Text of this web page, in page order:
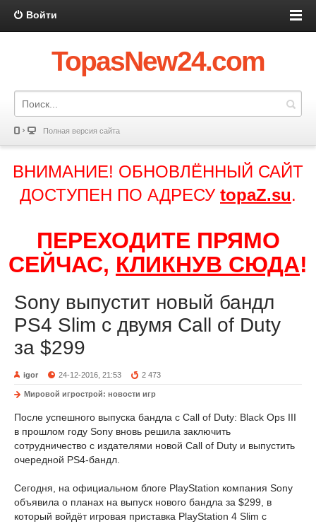
Войти
TopasNew24.com
Полная версия сайта
ВНИМАНИЕ! ОБНОВЛЁННЫЙ САЙТ
ДОСТУПЕН ПО АДРЕСУ topaZ.su.
ПЕРЕХОДИТЕ ПРЯМО
СЕЙЧАС, КЛИКНУВ СЮДА!
Sony выпустит новый бандл
PS4 Slim с двумя Call of Duty
за $299
igor 24-12-2016, 21:53 2 473
Мировой игрострой: новости игр
После успешного выпуска бандла с Call of Duty: Black Ops III
в прошлом году Sony вновь решила заключить
сотрудничество с издателями новой Call of Duty и выпустить
очередной PS4-бандл.
Сегодня, на официальном блоге PlayStation компания Sony
объявила о планах на выпуск нового бандла за $299, в
который войдёт игровая приставка PlayStation 4 Slim с